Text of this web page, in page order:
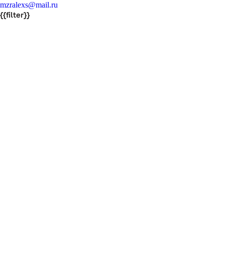
mzralexs@mail.ru
{{filter}}